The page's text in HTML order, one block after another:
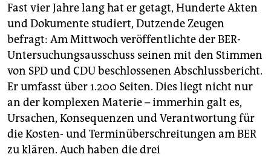
abo
genossenschaft
epaper login
Fast vier Jahre lang hat er getagt, Hunderte Akten
und Dokumente studiert, Dutzende Zeugen
befragt: Am Mittwoch veröffentlichte der BER-
Untersuchungsausschuss seinen mit den Stimmen
von SPD und CDU beschlossenen Abschlussbericht.
Er umfasst über 1.200 Seiten. Dies liegt nicht nur
an der komplexen Materie – immerhin galt es,
Ursachen, Konsequenzen und Verantwortung für
die Kosten- und Termin­überschreitungen am BER
zu klären. Auch haben die drei